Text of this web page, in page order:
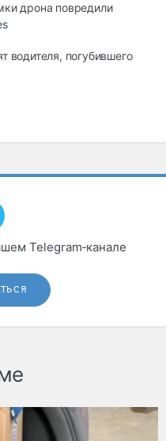
дрона повредили
водителя, погубившего
Telegram‑канале